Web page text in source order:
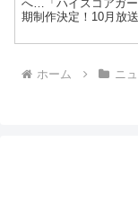
へ…「ハイスコアガ
期制作決定！10月放送
ホーム ニ